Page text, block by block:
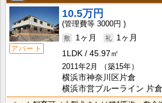
アパート
10.5万円
3000円
1ヶ月
1ヶ月
1LDK
45.97㎡
2011年2月
（築15年）
横浜市神奈川区片倉
横浜市営ブルーライン 片